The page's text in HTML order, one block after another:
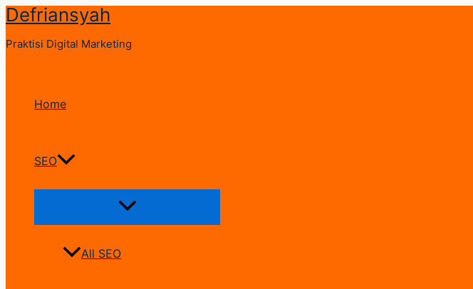
Skip
content
Defriansyah
Praktisi Digital Marketing
Home
SEO
Menu
All SEO